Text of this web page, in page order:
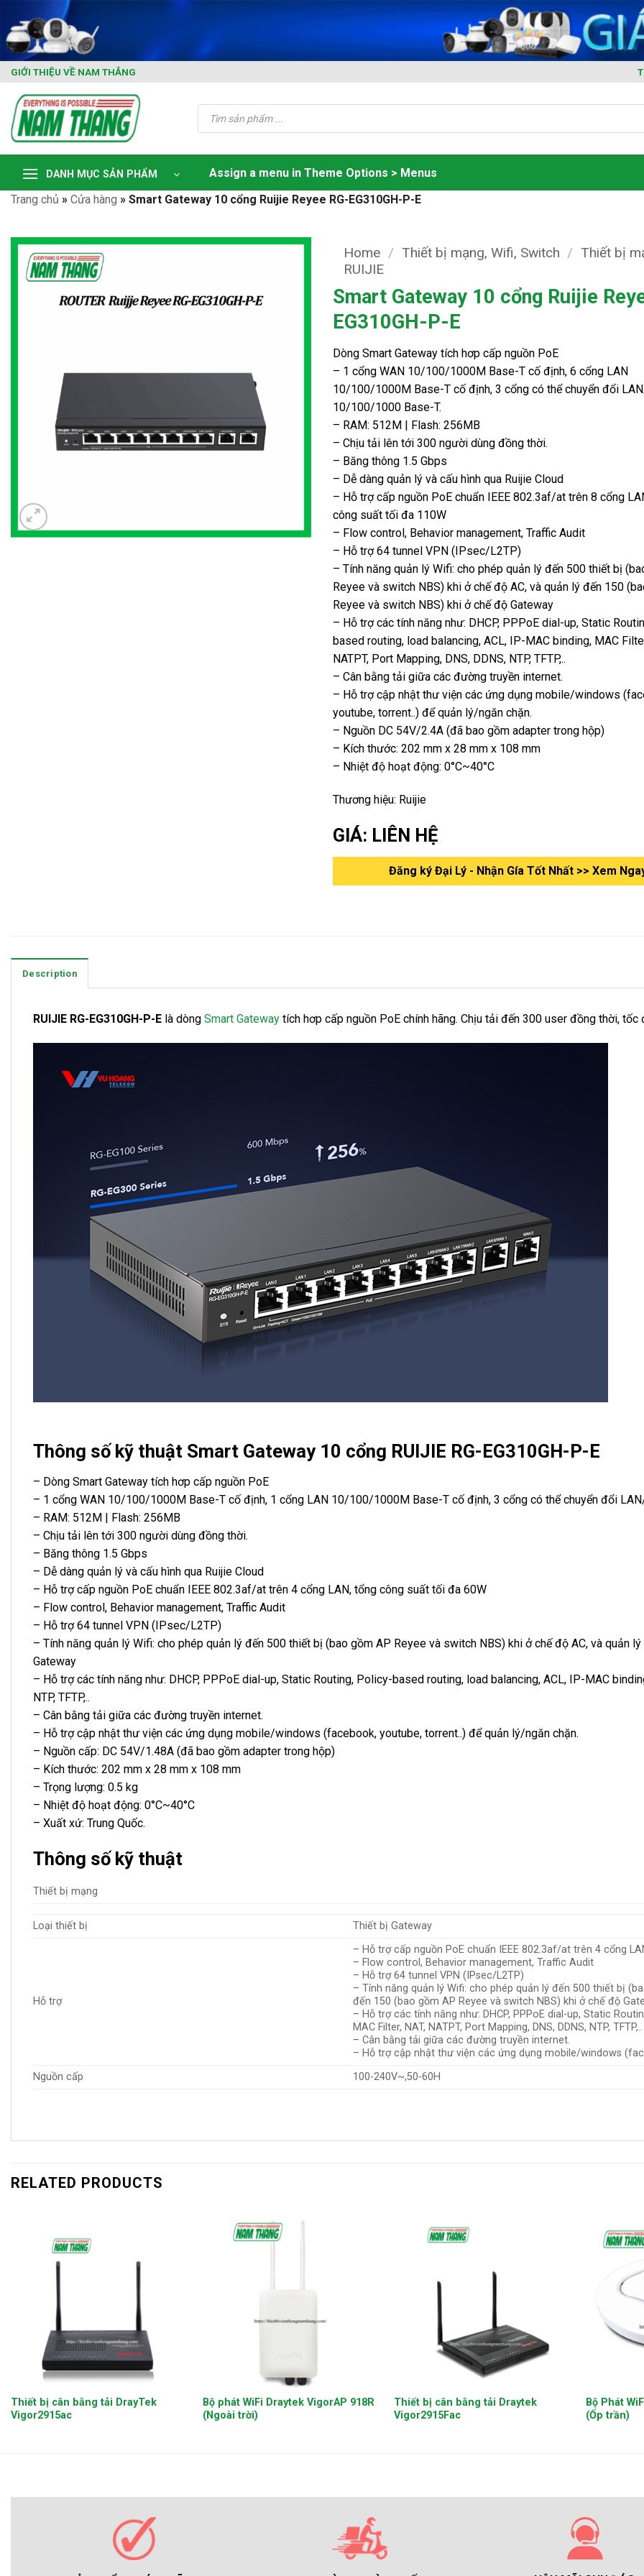
content
GIỚI THIỆU VỀ NAM THẮNG
Tìm
kiếm
phẩm
DANH MỤC SẢN PHẨM Assign a menu in Theme Options > Menus
Trang chủ » Cửa hàng » Smart Gateway 10 cổng Ruijie Reyee RG-EG310GH-P-E
Home / Thiết bị mạng, Wifi, Switch / Thiết bị
RUIJIE
Smart Gateway 10 cổng Ruijie
EG310GH-P-E
Dòng Smart Gateway tích hơp cấp nguồn PoE
– 1 cổng WAN 10/100/1000M Base-T cố định, 6 cổng LAN
10/100/1000M Base-T cố định, 3 cổng có thể chuyển đổi
10/100/1000 Base-T.
– RAM: 512M | Flash: 256MB
– Chịu tải lên tới 300 người dùng đồng thời.
– Băng thông 1.5 Gbps
– Dễ dàng quản lý và cấu hình qua Ruijie Cloud
– Hỗ trợ cấp nguồn PoE chuẩn IEEE 802.3af/at trên 8 cổng
công suất tối đa 110W
– Flow control, Behavior management, Traffic Audit
– Hỗ trợ 64 tunnel VPN (IPsec/L2TP)
– Tính năng quản lý Wifi: cho phép quản lý đến 500 thiết bị
Reyee và switch NBS) khi ở chế độ AC, và quản lý đến 150
Reyee và switch NBS) khi ở chế độ Gateway
– Hỗ trợ các tính năng như: DHCP, PPPoE dial-up, Static
based routing, load balancing, ACL, IP-MAC binding, MAC
NATPT, Port Mapping, DNS, DDNS, NTP, TFTP,..
– Cân bằng tải giữa các đường truyền internet.
– Hỗ trợ cập nhật thư viện các ứng dụng mobile/windows
youtube, torrent..) để quản lý/ngăn chặn.
– Nguồn DC 54V/2.4A (đã bao gồm adapter trong hộp)
– Kích thước: 202 mm x 28 mm x 108 mm
– Nhiệt độ hoạt động: 0°C~40°C
Thương hiệu: Ruijie
GIÁ: LIÊN HỆ
Đăng ký Đại Lý - Nhận Gía Tốt Nhất >> Xem
Description
RUIJIE RG-EG310GH-P-E là dòng Smart Gateway tích hơp cấp nguồn PoE chính hãng. Chịu tải đến 300 user đồng thời,
Thông số kỹ thuật Smart Gateway 10 cổng RUIJIE RG-EG310GH-P-E
– Dòng Smart Gateway tích hơp cấp nguồn PoE
– 1 cổng WAN 10/100/1000M Base-T cố định, 1 cổng LAN 10/100/1000M Base-T cố định, 3 cổng có thể chuyển đổi
– RAM: 512M | Flash: 256MB
– Chịu tải lên tới 300 người dùng đồng thời.
– Băng thông 1.5 Gbps
– Dễ dàng quản lý và cấu hình qua Ruijie Cloud
– Hỗ trợ cấp nguồn PoE chuẩn IEEE 802.3af/at trên 4 cổng LAN, tổng công suất tối đa 60W
– Flow control, Behavior management, Traffic Audit
– Hỗ trợ 64 tunnel VPN (IPsec/L2TP)
– Tính năng quản lý Wifi: cho phép quản lý đến 500 thiết bị (bao gồm AP Reyee và switch NBS) khi ở chế độ AC, và quản
Gateway
– Hỗ trợ các tính năng như: DHCP, PPPoE dial-up, Static Routing, Policy-based routing, load balancing, ACL, IP-MAC
NTP, TFTP,..
– Cân bằng tải giữa các đường truyền internet.
– Hỗ trợ cập nhật thư viện các ứng dụng mobile/windows (facebook, youtube, torrent..) để quản lý/ngăn chặn.
– Nguồn cấp: DC 54V/1.48A (đã bao gồm adapter trong hộp)
– Kích thước: 202 mm x 28 mm x 108 mm
– Trọng lượng: 0.5 kg
– Nhiệt độ hoạt động: 0°C~40°C
– Xuất xứ: Trung Quốc.
Thông số kỹ thuật
Thiết bị mạng
Loại thiết bị Thiết bị Gateway
Hỗ trợ
– Hỗ trợ cấp nguồn PoE chuẩn IEEE 802.3af/at trên 4 cổng
– Flow control, Behavior management, Traffic Audit
– Hỗ trợ 64 tunnel VPN (IPsec/L2TP)
– Tính năng quản lý Wifi: cho phép quản lý đến 500 thiết bị
đến 150 (bao gồm AP Reyee và switch NBS) khi ở chế độ
– Hỗ trợ các tính năng như: DHCP, PPPoE dial-up, Static
MAC Filter, NAT, NATPT, Port Mapping, DNS, DDNS, NTP, TFTP,..
– Cân bằng tải giữa các đường truyền internet.
– Hỗ trợ cập nhật thư viện các ứng dụng mobile/windows
Nguồn cấp
100-240V~,50-60H
RELATED PRODUCTS
Thiết bị cân bằng tải DrayTek
Vigor2915ac
Bộ phát WiFi Draytek VigorAP 918R
(Ngoài trời)
Thiết bị cân bằng tải Draytek
Vigor2915Fac
Bộ Phát
(Ốp trần)